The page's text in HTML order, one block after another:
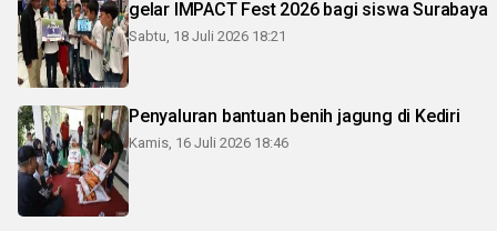
gelar IMPACT Fest 2026 bagi siswa Surabaya
Sabtu, 18 Juli 2026 18:21
Penyaluran bantuan benih jagung di Kediri
Kamis, 16 Juli 2026 18:46